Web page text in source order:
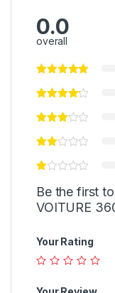
0.0
overall
Be the first
VOITURE
Your Rating